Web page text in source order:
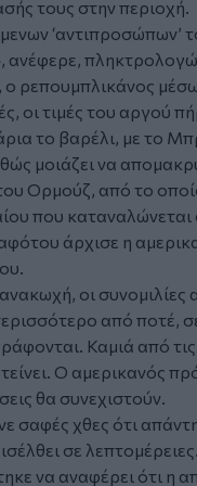
τους στην περιοχή.
‘αντιπροσώπων’
ανέφερε,
ο ρεπουμπλικάνος
οι τιμές του αργού
το βαρέλι, με το
μοιάζει να
Ορμούζ, από το
που
άρχισε η
οι συνομιλίες
από ποτέ,
Καμιά από
Ο αμερικανός
θα συνεχιστούν.
σαφές χθες ότι
σε λεπτομέρειες.
να αναφέρει ότι η